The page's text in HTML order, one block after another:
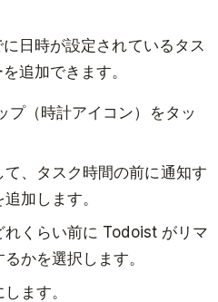
日時が設定されているタス
追加できます。
プ（時計アイコン）をタッ
て、タスク時間の前に通知す
加します。
れくらい前に Todoist がリマ
かを選択します。
ます。